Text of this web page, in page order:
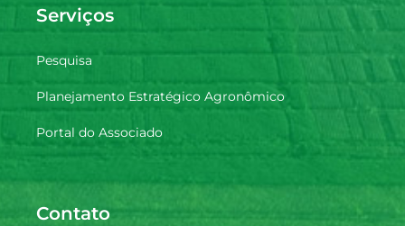
Serviços
Pesquisa
Planejamento Estratégico Agronômico
Portal do Associado
Contato